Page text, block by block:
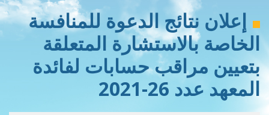
إعلان نتائج الدعوة للمنافسة
الخاصة بالاستشارة المتعلقة
بتعيين مراقب حسابات لفائدة
المعهد عدد 26-2021